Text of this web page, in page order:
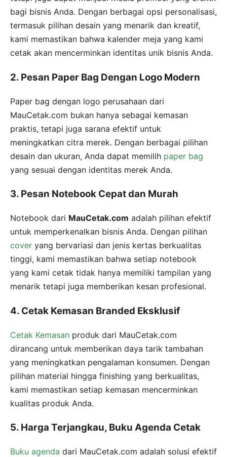
bagi bisnis Anda. Dengan berbagai opsi personalisasi,
termasuk pilihan desain yang menarik dan kreatif,
kami memastikan bahwa kalender meja yang kami
cetak akan mencerminkan identitas unik bisnis Anda.
2. Pesan Paper Bag Dengan Logo Modern
Paper bag dengan logo perusahaan dari
MauCetak.com bukan hanya sebagai kemasan
praktis, tetapi juga sarana efektif untuk
meningkatkan citra merek. Dengan berbagai pilihan
desain dan ukuran, Anda dapat memilih paper bag
yang sesuai dengan identitas merek Anda.
3. Pesan Notebook Cepat dan Murah
Notebook dari MauCetak.com adalah pilihan efektif
untuk memperkenalkan bisnis Anda. Dengan pilihan
cover yang bervariasi dan jenis kertas berkualitas
tinggi, kami memastikan bahwa setiap notebook
yang kami cetak tidak hanya memiliki tampilan yang
menarik tetapi juga memberikan kesan profesional.
4. Cetak Kemasan Branded Eksklusif
Cetak Kemasan produk dari MauCetak.com
dirancang untuk memberikan daya tarik tambahan
yang meningkatkan pengalaman konsumen. Dengan
pilihan material hingga finishing yang berkualitas,
kami memastikan setiap kemasan mencerminkan
kualitas produk Anda.
5. Harga Terjangkau, Buku Agenda Cetak
Buku agenda dari MauCetak.com adalah solusi efektif